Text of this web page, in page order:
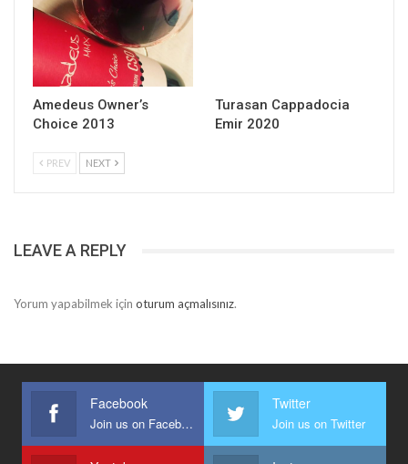
Amedeus Owner’s
Choice 2013
Turasan Cappadocia
Emir 2020
PREV NEXT
LEAVE A REPLY
Yorum yapabilmek için oturum açmalısınız.
Facebook
Join us on Facebook
Twitter
Join us on Twitter